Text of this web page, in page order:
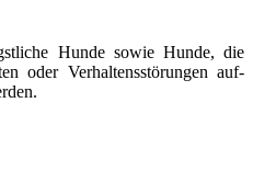
Hun­de sowie Hun­de, die
oder Ver­hal­tens­stö­run­gen auf­